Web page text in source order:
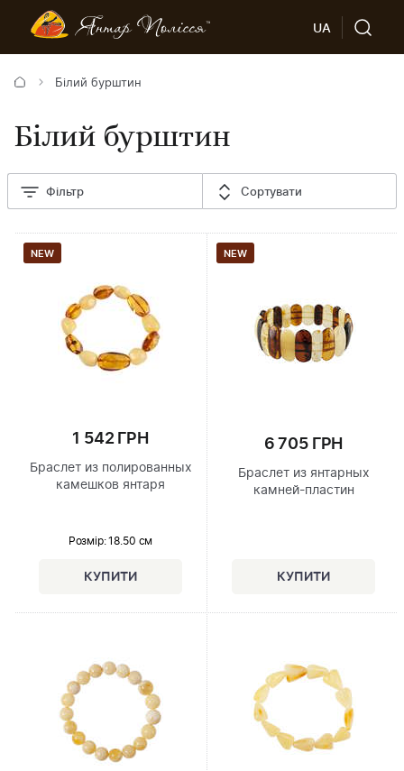
UA
Білий бурштин
Білий бурштин
Фільтр Сортувати
NEW
1 542 ГРН
Браслет из полированных
камешков янтаря
Розмір: 18.50 см
NEW
6 705 ГРН
Браслет из янтарных
камней-пластин